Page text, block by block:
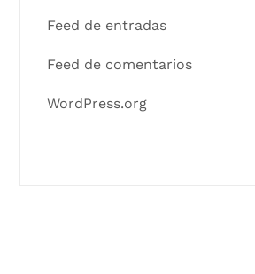
Feed de entradas
Feed de comentarios
WordPress.org